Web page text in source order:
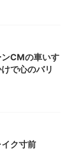
CMの車いす
で心のバリ
ク寸前